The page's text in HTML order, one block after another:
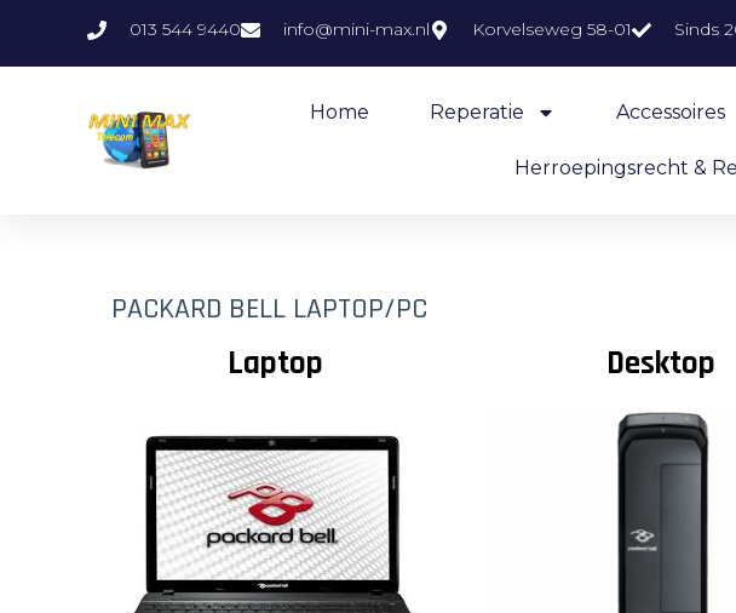
013 544 9440 info@mini-max.nl Korvelseweg 58-01 Sinds
Home Reperatie Accessoires
Herroepingsrecht &
PACKARD BELL LAPTOP/PC
Laptop Desktop